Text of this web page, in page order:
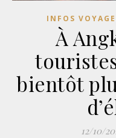
INFOS VOYAGE
À
bientôt
12/10/